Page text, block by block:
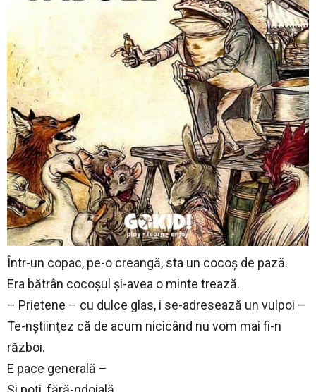
Într-un copac, pe-o creangă, sta un cocoş de pază.
Era bătrân cocoşul şi-avea o minte trează.
– Prietene – cu dulce glas, i se-adresează un vulpoi –
Te-nştiinţez că de acum nicicând nu vom mai fi-n
război.
E pace generală –